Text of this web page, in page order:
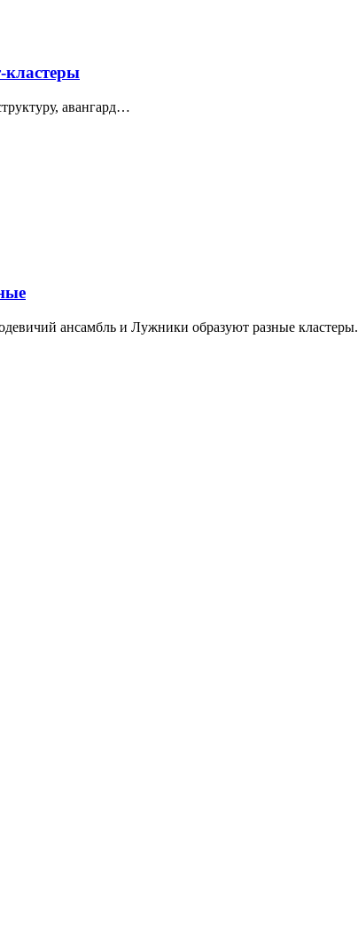
авангард…
ансамбль и Лужники образуют разные кластеры.